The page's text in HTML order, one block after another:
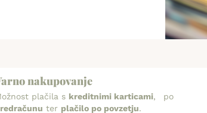
nakupovanje
plačila s kreditnimi karticami, po
ter plačilo po povzetju.